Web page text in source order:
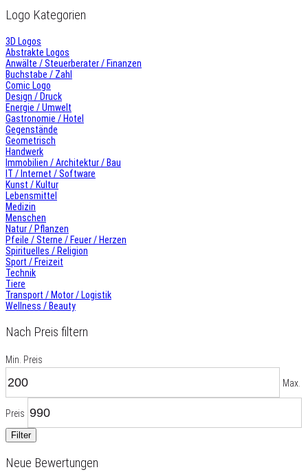
Logo Kategorien
3D Logos
Abstrakte Logos
Anwälte / Steuerberater / Finanzen
Buchstabe / Zahl
Comic Logo
Design / Druck
Energie / Umwelt
Gastronomie / Hotel
Gegenstände
Geometrisch
Handwerk
Immobilien / Architektur / Bau
IT / Internet / Software
Kunst / Kultur
Lebensmittel
Medizin
Menschen
Natur / Pflanzen
Pfeile / Sterne / Feuer / Herzen
Spirituelles / Religion
Sport / Freizeit
Technik
Tiere
Transport / Motor / Logistik
Wellness / Beauty
Nach Preis filtern
Min. Preis
Max.
Preis
Filter
Neue Bewertungen